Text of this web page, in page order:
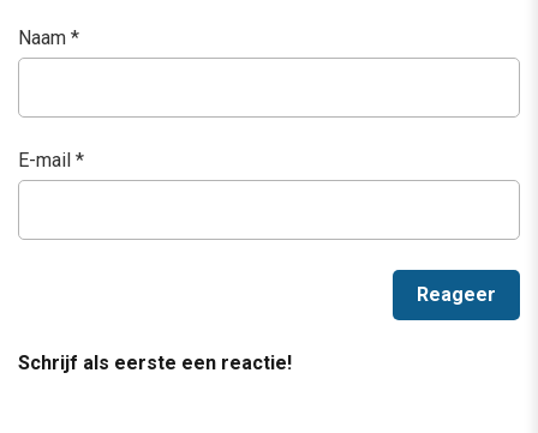
Naam *
E-mail *
Schrijf als eerste een reactie!